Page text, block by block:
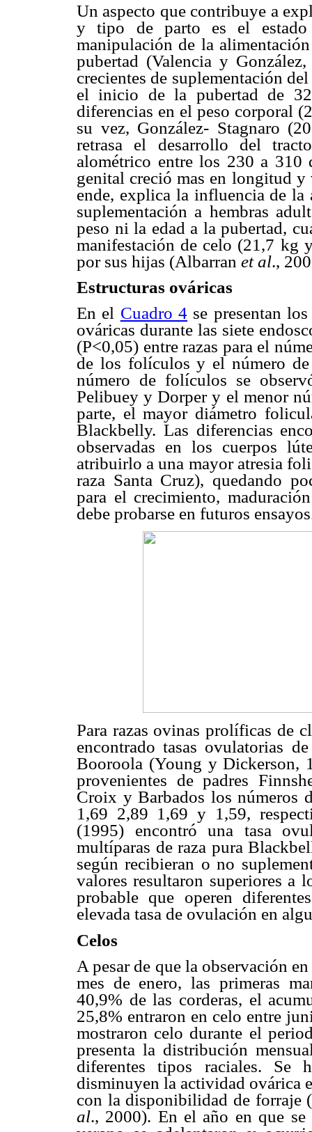
Un aspecto que contribuye a
y tipo de parto es el
manipulación de la
pubertad (Valencia y
crecientes de suplementación
el inicio de la pubertad de
diferencias en el peso corporal
su vez, González- Stagnaro
retrasa el desarrollo del
alométrico entre los 230 a 310
genital creció mas en longitud
ende, explica la influencia de la
suplementación a hembras
peso ni la edad a la pubertad,
manifestación de celo (21,7 kg
por sus hijas (Albarran et al.,
Estructuras ováricas
En el Cuadro 4 se presentan
ováricas durante las siete
(P<0,05) entre razas para el
de los folículos y el número
número de folículos se
Pelibuey y Dorper y el menor
parte, el mayor diámetro
Blackbelly. Las diferencias
observadas en los cuerpos
atribuirlo a una mayor atresia
raza Santa Cruz), quedando
para el crecimiento,
debe probarse en futuros
Para razas ovinas prolíficas de
encontrado tasas ovulatorias
Booroola (Young y Dickerson,
provenientes de padres
Croix y Barbados los números
1,69 2,89 1,69 y 1,59,
(1995) encontró una tasa
multíparas de raza pura
según recibieran o no
valores resultaron superiores a
probable que operen
elevada tasa de ovulación en
Celos
A pesar de que la observación
mes de enero, las primeras
40,9% de las corderas, el
25,8% entraron en celo entre
mostraron celo durante el
presenta la distribución
diferentes tipos raciales. Se
disminuyen la actividad ovárica
con la disponibilidad de forraje
al., 2000). En el año en que